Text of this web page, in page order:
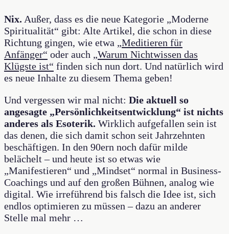
Nix. Außer, dass es die neue Kategorie „Moderne
Spiritualität“ gibt: Alte Artikel, die schon in diese
Richtung gingen, wie etwa „Meditieren für
Anfänger“ oder auch „Warum Nichtwissen das
Klügste ist“ finden sich nun dort. Und natürlich wird
es neue Inhalte zu diesem Thema geben!
Und vergessen wir mal nicht: Die aktuell so
angesagte „Persönlichkeitsentwicklung“ ist nichts
anderes als Esoterik. Wirklich aufgefallen sein ist
das denen, die sich damit schon seit Jahrzehnten
beschäftigen. In den 90ern noch dafür milde
belächelt – und heute ist so etwas wie
„Manifestieren“ und „Mindset“ normal in Business-
Coachings und auf den großen Bühnen, analog wie
digital. Wie irreführend bis falsch die Idee ist, sich
endlos optimieren zu müssen – dazu an anderer
Stelle mal mehr …